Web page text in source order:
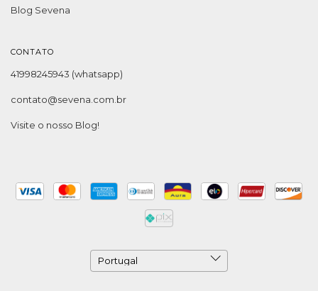
Blog Sevena
CONTATO
41998245943 (whatsapp)
contato@sevena.com.br
Visite o nosso Blog!